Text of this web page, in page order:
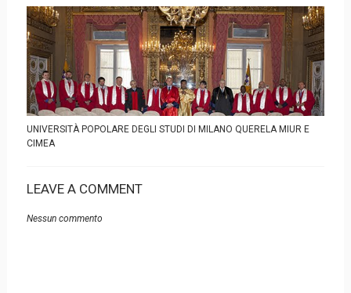
UNIVERSITÀ POPOLARE DEGLI STUDI DI MILANO QUERELA MIUR E
CIMEA
LEAVE A COMMENT
Nessun commento